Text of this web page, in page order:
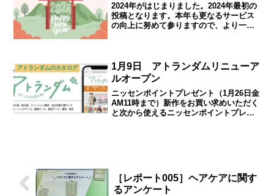
2024年がはじまりました。2024年最初の
投稿となります。本年も更なるサービス
の向上に努めて参りますので、より一層
ダム」
アトランダムのカタログ
1月9日 アトランダムリニューア
ルオープン
ニッセンポイントプレゼント（1月26日金
AM11時まで）新作をお買い求めいただく
と次から使えるニッセンポイントプレゼ
［レポート005］ヘアケアに関す
るアンケート